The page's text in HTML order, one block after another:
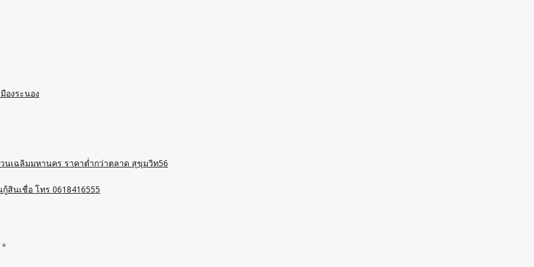
องระนอง
เฉลิมมหานคร ราคาต่ำกว่าตลาด สุขุมวิท56
สินเชื่อ โทร 0618416555
*